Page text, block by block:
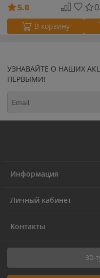
5.0
В корзину
УЗНАВАЙТЕ О НАШИХ
ПЕРВЫМИ!
Информация
Личный кабинет
Контакты
3D-